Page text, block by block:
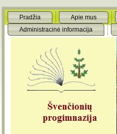
Pradžia Apie mus
Administracinė informacija